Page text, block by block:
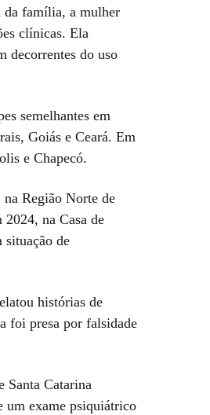
da família, a mulher
clínicas. Ela
decorrentes do uso
semelhantes em
Goiás e Ceará. Em
e Chapecó.
Região Norte de
na Casa de
situação de
histórias de
foi presa por falsidade
Santa Catarina
um exame psiquiátrico